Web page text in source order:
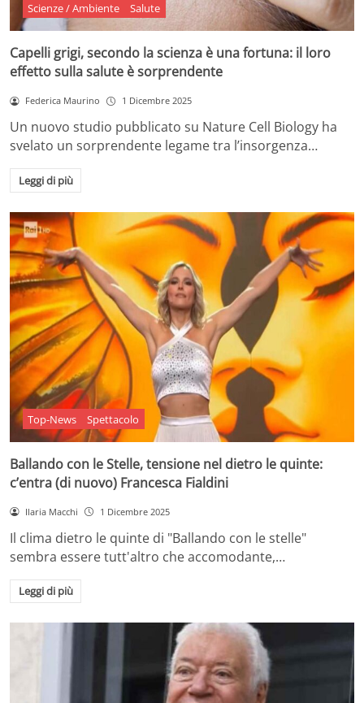
Scienze / Ambiente Salute
Capelli grigi, secondo la scienza è una fortuna: il loro
effetto sulla salute è sorprendente
Federica Maurino 1 Dicembre 2025
Un nuovo studio pubblicato su Nature Cell Biology ha
svelato un sorprendente legame tra l’insorgenza…
Leggi di più
Top-News Spettacolo
Ballando con le Stelle, tensione nel dietro le quinte:
c’entra (di nuovo) Francesca Fialdini
Ilaria Macchi 1 Dicembre 2025
Il clima dietro le quinte di "Ballando con le stelle"
sembra essere tutt'altro che accomodante,…
Leggi di più